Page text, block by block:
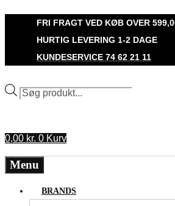
Videre
FRI FRAGT VED KØB OVER
HURTIG LEVERING 1-2 DAGE
KUNDESERVICE 74 62 21 11
Produktsøgning
0,00 kr. 0 Kurv
Menu
BRANDS